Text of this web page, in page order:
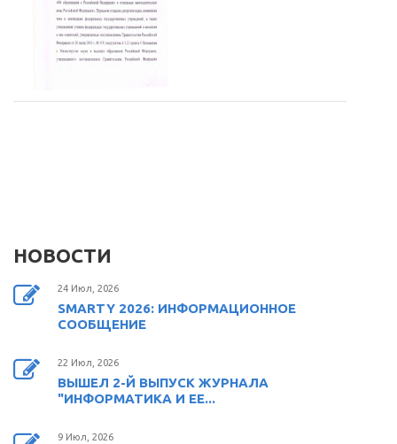
НОВОСТИ
24 Июл, 2026
SMARTY 2026: ИНФОРМАЦИОННОЕ
СООБЩЕНИЕ
22 Июл, 2026
ВЫШЕЛ 2-Й ВЫПУСК ЖУРНАЛА
"ИНФОРМАТИКА И ЕЕ...
9 Июл, 2026